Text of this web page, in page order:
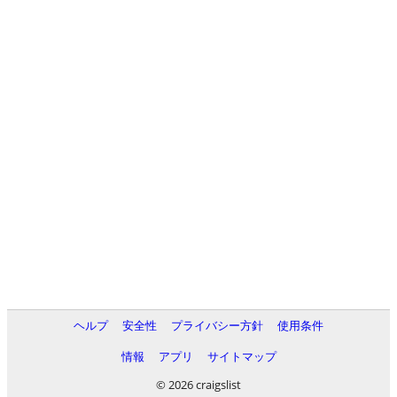
ヘルプ 安全性 プライバシー方針
使用条件
情報
アプリ
サイトマップ
© 2026 craigslist